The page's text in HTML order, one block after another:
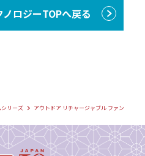
ロジーTOPへ戻る
リーズ アウトドア リチャージャブル ファン